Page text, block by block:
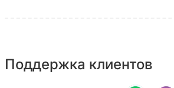
Поддержка клиентов